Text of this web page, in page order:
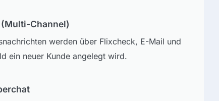
Channel)
werden über Flixcheck, E-Mail und
ein neuer Kunde angelegt wird.